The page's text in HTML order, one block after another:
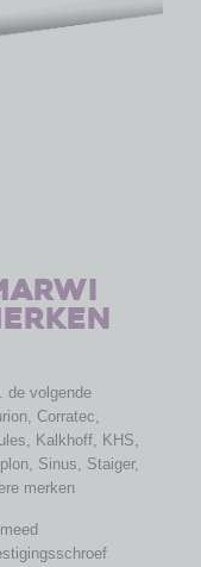
de volgende
Corratec,
Kalkhoff, KHS,
Sinus, Staiger,
merken